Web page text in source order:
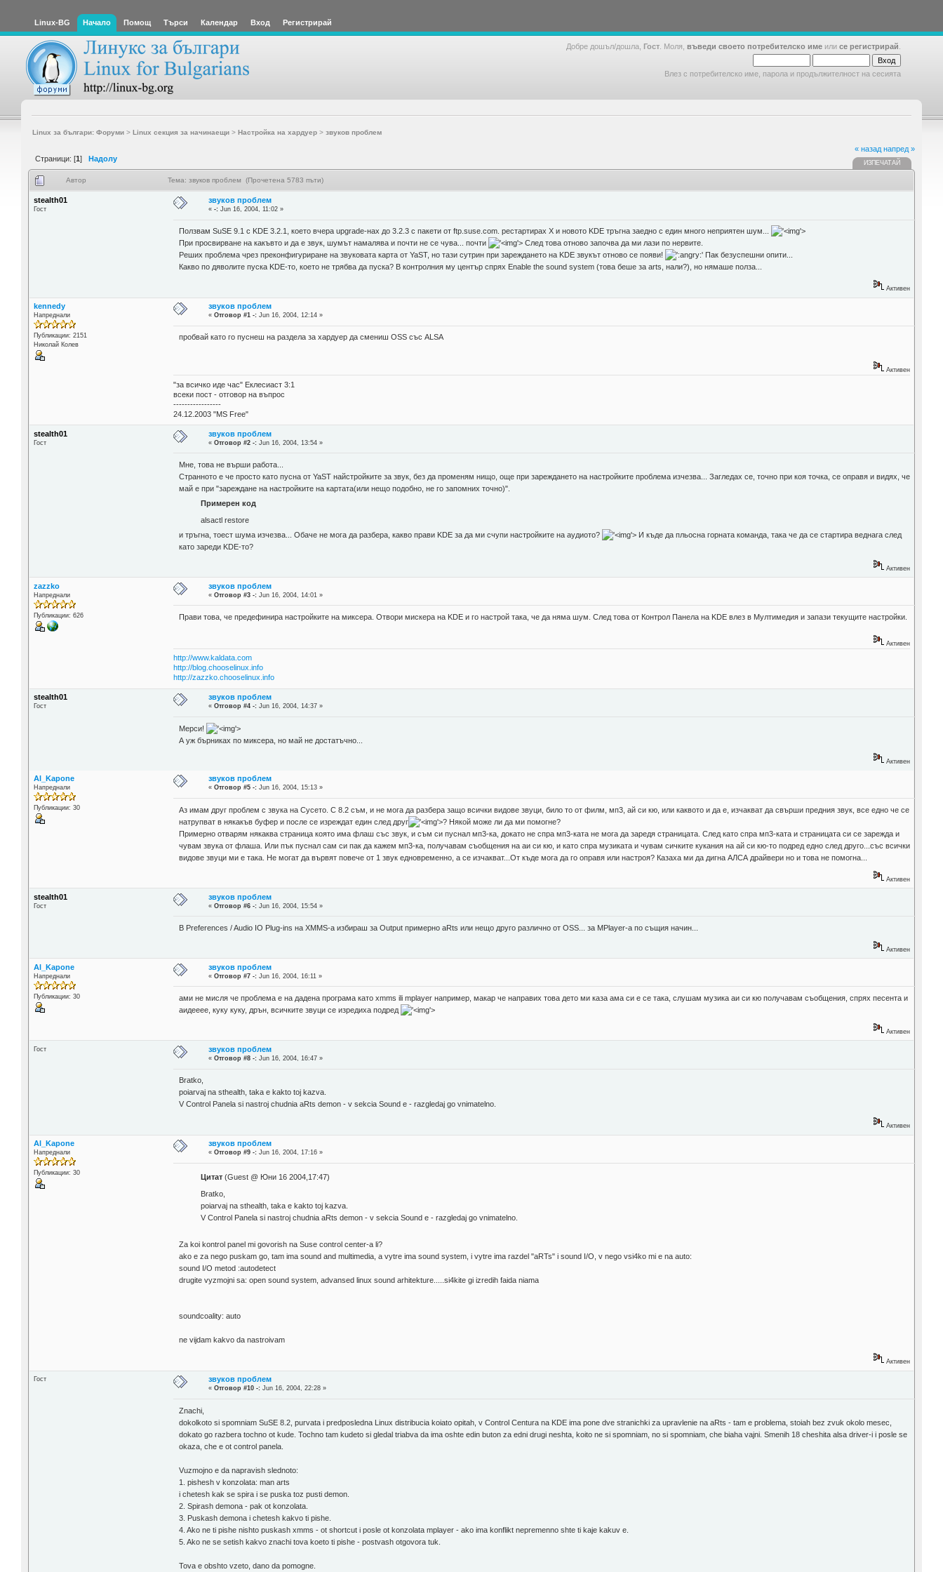
Linux-BG Начало Помощ Търси Календар Вход Регистрирай
Добре дошъл/дошла, Гост . Моля, въведи своето потребителско име или се регистрирай
Влез с потребителско име, парола и продължителност на сесията
Linux за българи: Форуми> Linux секция за начинаещи> Настройка на хардуер> звуков проблем
Страници: [1] Надолу
« назад напред »
ИЗПЕЧАТАЙ
Автор Тема: звуков проблем (Прочетена 5783 пъти)
stealth01
Гост
звуков проблем
«-: Jun 16, 2004, 11:02 »
Ползвам SuSE 9.1 с KDE 3.2.1, което вчера upgrade-нах до 3.2.3 с пакети от ftp.suse.com. рестартирах X и новото KDE тръгна заедно с един много неприятен шум...
'>
При просвирване на какъвто и да е звук, шумът намалява и почти не се чува... почти
'> След това отново започва да ми лази по нервите.
Реших проблема чрез преконфигуриране на звуковата карта от YaST, но тази сутрин при зареждането на KDE звукът отново се появи!
Пак безуспешни опити...
Какво по дяволите пуска KDE-то, което не трябва да пуска? В контролния му център спрях Enable the sound system (това беше за arts, нали?), но нямаше полза...
Активен
kennedy
Напреднали
Публикации: 2151
Николай Колев
звуков проблем
«Отговор #1 -: Jun 16, 2004, 12:14 »
пробвай като го пуснеш на раздела за хардуер да смениш OSS със ALSA
Активен
"за всичко иде час" Еклесиаст 3:1
всеки пост - отговор на въпрос
-----------------
24.12.2003 "MS Free"
stealth01
Гост
звуков проблем
«Отговор #2 -: Jun 16, 2004, 13:54 »
Мне, това не върши работа...
Странното е че просто като пусна от YaST найстройките за звук, без да променям нищо, още при зареждането на настройките проблема изчезва... Загледах се, точно при коя точка, се оправя и видях, че
май е при "зареждане на настройките на картата(или нещо подобно, не го запомних точно)".
Примерен код
alsactl restore
и тръгна, тоест шума изчезва... Обаче не мога да разбера, какво прави KDE за да ми счупи настройките на аудиото?
'> И къде да пльосна горната команда, така че да се стартира веднага след
като зареди KDE-то?
Активен
zazzko
Напреднали
Публикации: 626
звуков проблем
«Отговор #3 -: Jun 16, 2004, 14:01 »
Прави това, че предефинира настройките на миксера. Отвори мискера на KDE и го настрой така, че да няма шум. След това от Контрол Панела на KDE влез в Мултимедия и запази текущите настройки.
Активен
http://www.kaldata.com
http://blog.chooselinux.info
http://zazzko.chooselinux.info
stealth01
Гост
звуков проблем
«Отговор #4 -: Jun 16, 2004, 14:37 »
Мерси!
'>
А уж бърниках по миксера, но май не достатъчно...
Активен
Al_Kapone
Напреднали
Публикации: 30
звуков проблем
«Отговор #5 -: Jun 16, 2004, 15:13 »
Аз имам друг проблем с звука на Сусето. С 8.2 съм, и не мога да разбера защо всички видове звуци, било то от филм, мп3, ай си кю, или каквото и да е, изчакват да свърши предния звук, все едно че се
натрупват в някакъв буфер и после се изреждат един след друг
'>? Някой може ли да ми помогне?
Примерно отварям някаква страница която има флаш със звук, и съм си пуснал мп3-ка, докато не спра мп3-ката не мога да заредя страницата. След като спра мп3-ката и страницата си се зарежда и
чувам звука от флаша. Или пък пуснал сам си пак да кажем мп3-ка, получавам съобщения на аи си кю, и като спра музиката и чувам сичките кукания на ай си кю-то подред едно след друго...със всички
видове звуци ми е така. Не могат да вървят повече от 1 звук едновременно, а се изчакват...От къде мога да го оправя или настроя? Казаха ми да дигна АЛСА драйвери но и това не помогна...
Активен
stealth01
Гост
звуков проблем
«Отговор #6 -: Jun 16, 2004, 15:54 »
В Preferences / Audio IO Plug-ins на XMMS-а избираш за Output примерно aRts или нещо друго различно от OSS... за MPlayer-а по същия начин...
Активен
Al_Kapone
Напреднали
Публикации: 30
звуков проблем
«Отговор #7 -: Jun 16, 2004, 16:11 »
ами не мисля че проблема е на дадена програма като xmms ili mplayer например, макар че направих това дето ми каза ама си е се така, слушам музика аи си кю получавам съобщения, спрях песента и
аидееее, куку куку, дрън, всичките звуци се изредиха подред
'>
Активен
Гост звуков проблем
«Отговор #8 -: Jun 16, 2004, 16:47 »
Bratko,
poiarvaj na sthealth, taka e kakto toj kazva.
V Control Panela si nastroj chudnia aRts demon - v sekcia Sound e - razgledaj go vnimatelno.
Активен
Al_Kapone
Напреднали
Публикации: 30
звуков проблем
«Отговор #9 -: Jun 16, 2004, 17:16 »
Цитат(Guest @ Юни 16 2004,17:47)
Bratko,
poiarvaj na sthealth, taka e kakto toj kazva.
V Control Panela si nastroj chudnia aRts demon - v sekcia Sound e - razgledaj go vnimatelno.
Za koi kontrol panel mi govorish na Suse control center-a li?
ako e za nego puskam go, tam ima sound and multimedia, a vytre ima sound system, i vytre ima razdel "aRTs" i sound I/O, v nego vsi4ko mi e na auto:
sound I/O metod :autodetect
drugite vyzmojni sa: open sound system, advansed linux sound arhitekture.....si4kite gi izredih faida niama
soundcoality: auto
ne vijdam kakvo da nastroivam
Активен
Гост звуков проблем
«Отговор #10 -: Jun 16, 2004, 22:28 »
Znachi,
dokolkoto si spomniam SuSE 8.2, purvata i predposledna Linux distribucia koiato opitah, v Control Centura na KDE ima pone dve stranichki za upravlenie na aRts - tam e problema, stoiah bez zvuk okolo mesec,
dokato go razbera tochno ot kude. Tochno tam kudeto si gledal triabva da ima oshte edin buton za edni drugi neshta, koito ne si spomniam, no si spomniam, che biaha vajni. Smenih 18 cheshita alsa driver-i i posle se
okaza, che e ot control panela.
Vuzmojno e da napravish slednoto:
1. pishesh v konzolata: man arts
i chetesh kak se spira i se puska toz pusti demon.
2. Spirash demona - pak ot konzolata.
3. Puskash demona i chetesh kakvo ti pishe.
4. Ako ne ti pishe nishto puskash xmms - ot shortcut i posle ot konzolata mplayer - ako ima konflikt nepremenno shte ti kaje kakuv e.
5. Ako ne se setish kakvo znachi tova koeto ti pishe - postvash otgovora tuk.
Tova e obshto vzeto, dano da pomogne.